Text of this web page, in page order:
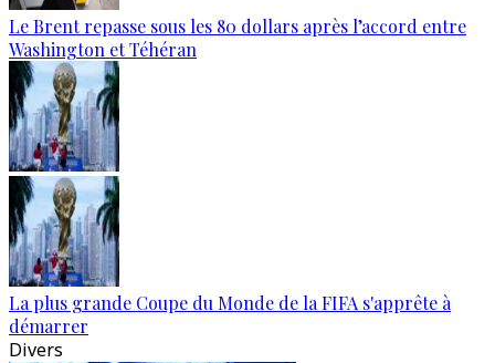
Le Brent repasse sous les 80 dollars après l’accord entre
Washington et Téhéran
La plus grande Coupe du Monde de la FIFA s'apprête à
démarrer
Divers